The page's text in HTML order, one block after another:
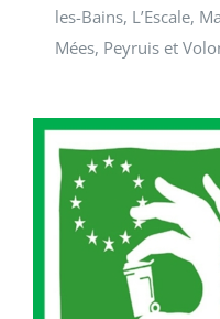
les-Bains, L’Escale,
Mées, Peyruis et